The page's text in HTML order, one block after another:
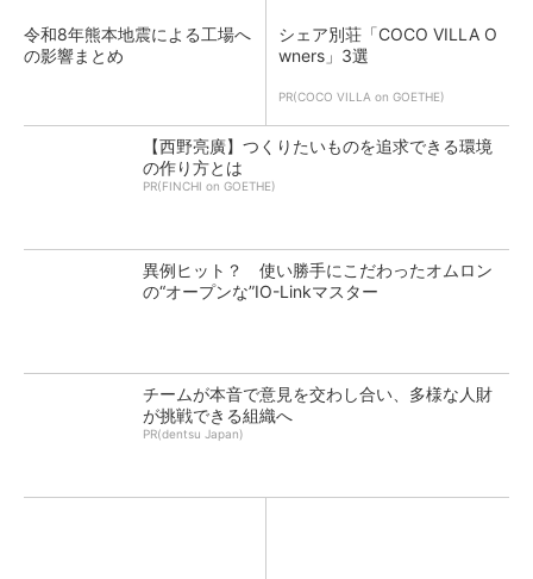
令和8年熊本地震による工場へ
の影響まとめ
シェア別荘「COCO VILLA O
wners」3選
PR(COCO VILLA on GOETHE)
【西野亮廣】つくりたいものを追求できる環境
の作り方とは
PR(FINCHI on GOETHE)
異例ヒット？ 使い勝手にこだわったオムロン
の“オープンな”IO-Linkマスター
チームが本音で意見を交わし合い、多様な人財
が挑戦できる組織へ
PR(dentsu Japan)